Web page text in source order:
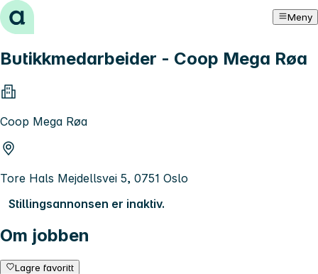
Hopp til innhold Meny
Butikkmedarbeider - Coop Mega Røa
Coop Mega Røa
Tore Hals Mejdellsvei 5, 0751 Oslo
Stillingsannonsen er inaktiv.
Om jobben
Lagre favoritt